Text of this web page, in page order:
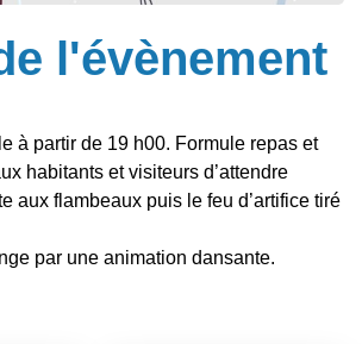
l'évènement
à partir de 19 h00. Formule repas et
habitants et visiteurs d’attendre
aux flambeaux puis le feu d’artifice tiré
par une animation dansante.